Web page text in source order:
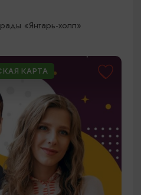
«Янтарь-холл»
КАРТА